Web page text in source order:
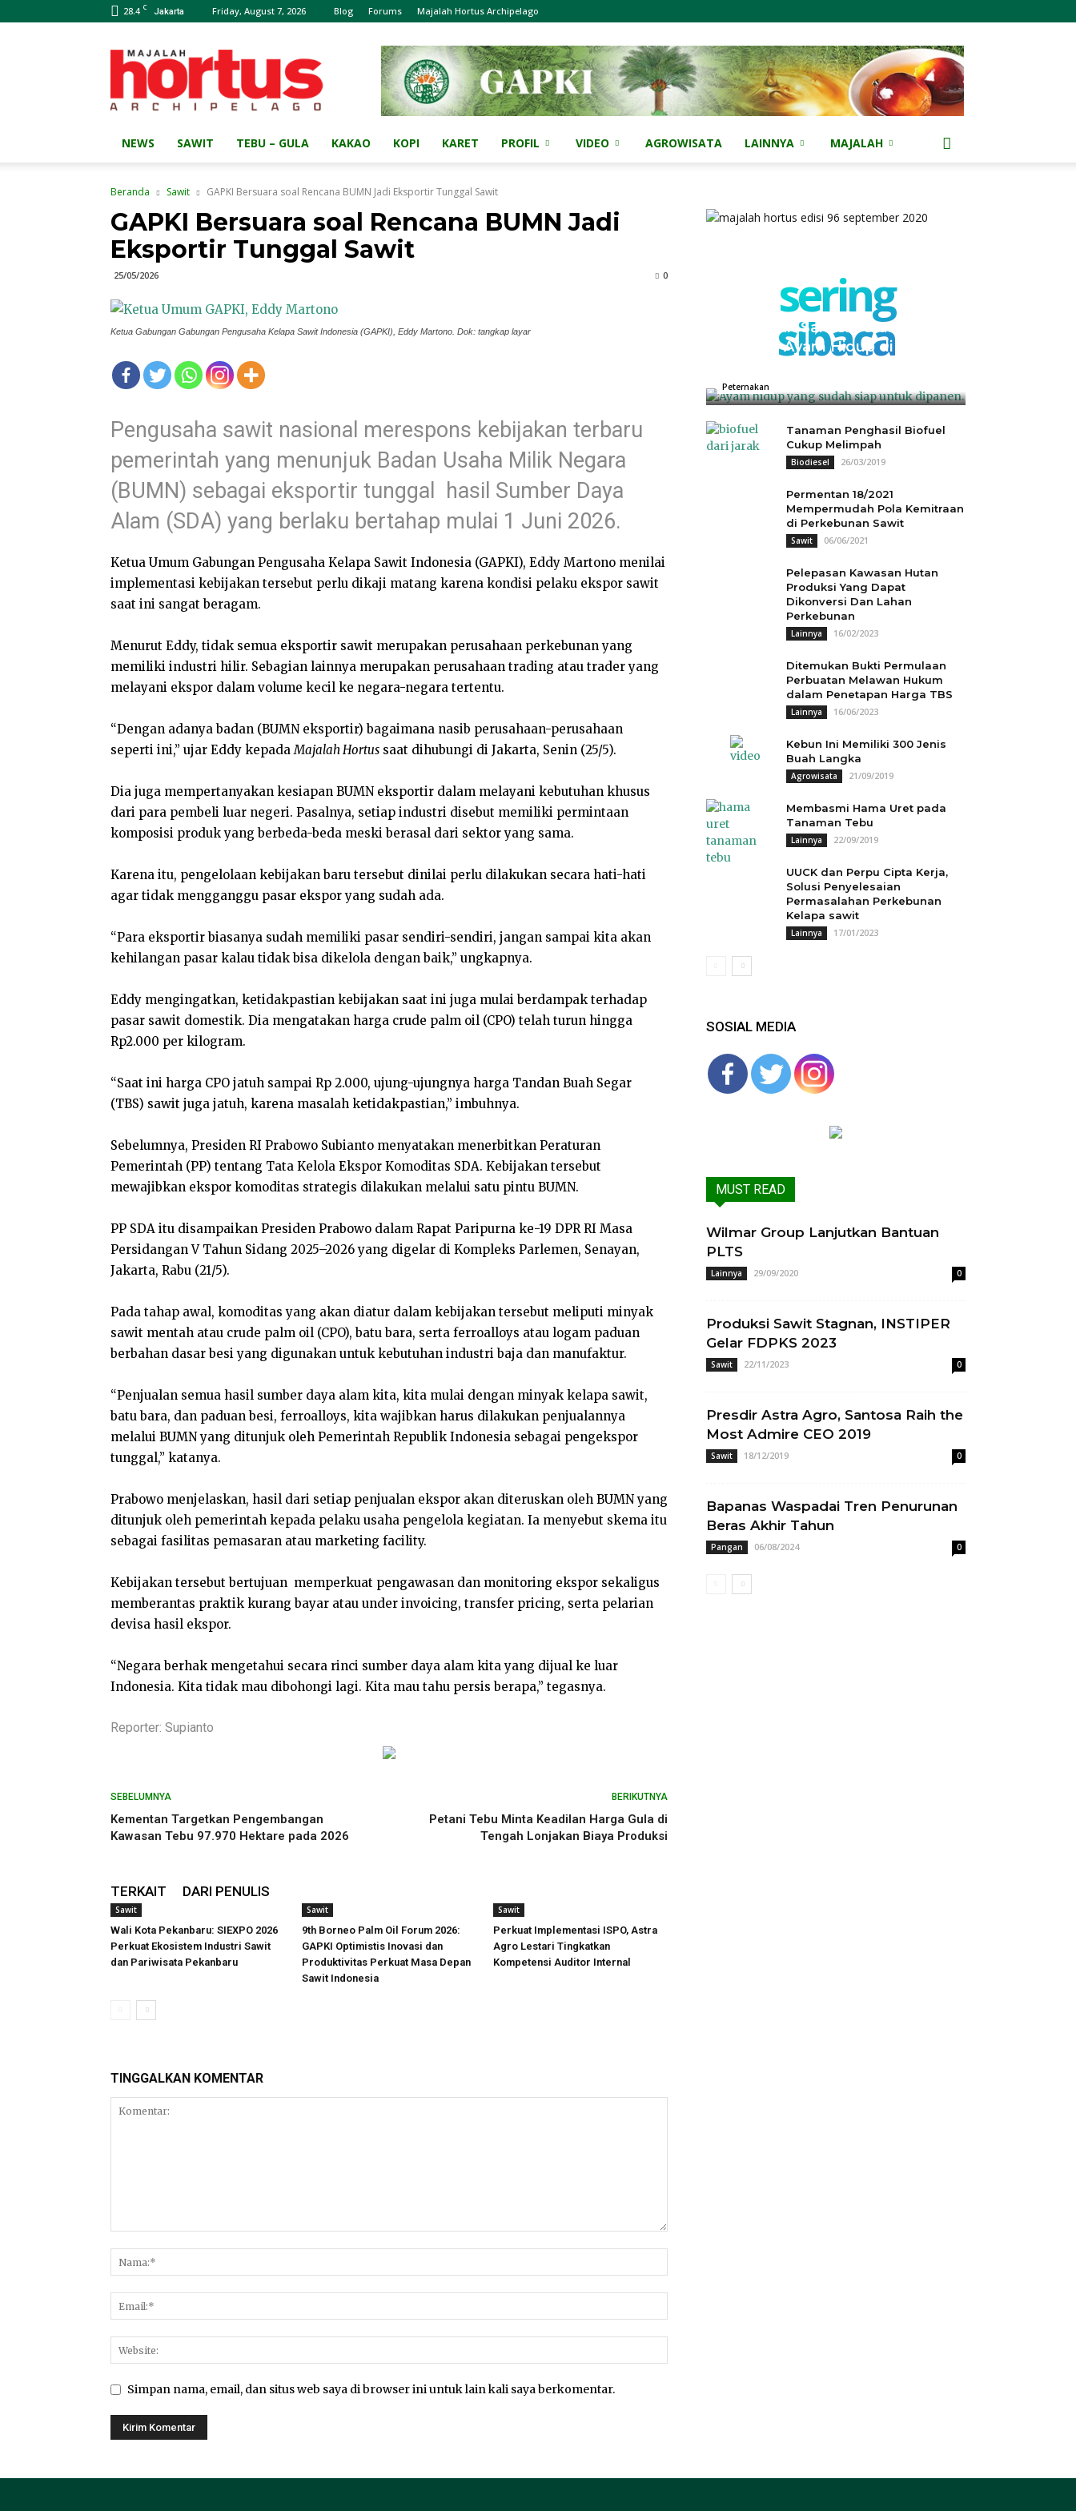
28.4 C Jakarta Friday, August 7, 2026 Blog Forums Majalah Hortus Archipelago
Majalah
HORTUS
Archipelago
NEWS SAWIT TEBU – GULA KAKAO KOPI KARET PROFIL VIDEO AGROWISATA LAINNYA MAJALAH
Beranda Sawit GAPKI Bersuara soal Rencana BUMN Jadi Eksportir Tunggal Sawit
GAPKI Bersuara soal Rencana BUMN Jadi
Eksportir Tunggal Sawit
25/05/2026 0
Ketua Gabungan Gabungan Pengusaha Kelapa Sawit Indonesia (GAPKI), Eddy Martono. Dok: tangkap layar
Pengusaha sawit nasional merespons kebijakan terbaru
pemerintah yang menunjuk Badan Usaha Milik Negara
(BUMN) sebagai eksportir tunggal hasil Sumber Daya
Alam (SDA) yang berlaku bertahap mulai 1 Juni 2026.
Ketua Umum Gabungan Pengusaha Kelapa Sawit Indonesia (GAPKI), Eddy Martono menilai
implementasi kebijakan tersebut perlu dikaji matang karena kondisi pelaku ekspor sawit
saat ini sangat beragam.
Menurut Eddy, tidak semua eksportir sawit merupakan perusahaan perkebunan yang
memiliki industri hilir. Sebagian lainnya merupakan perusahaan trading atau trader yang
melayani ekspor dalam volume kecil ke negara-negara tertentu.
“Dengan adanya badan (BUMN eksportir) bagaimana nasib perusahaan-perusahaan
seperti ini,” ujar Eddy kepadaMajalah Hortus saat dihubungi di Jakarta, Senin (25/5).
Dia juga mempertanyakan kesiapan BUMN eksportir dalam melayani kebutuhan khusus
dari para pembeli luar negeri. Pasalnya, setiap industri disebut memiliki permintaan
komposisi produk yang berbeda-beda meski berasal dari sektor yang sama.
Karena itu, pengelolaan kebijakan baru tersebut dinilai perlu dilakukan secara hati-hati
agar tidak mengganggu pasar ekspor yang sudah ada.
“Para eksportir biasanya sudah memiliki pasar sendiri-sendiri, jangan sampai kita akan
kehilangan pasar kalau tidak bisa dikelola dengan baik,” ungkapnya.
Eddy mengingatkan, ketidakpastian kebijakan saat ini juga mulai berdampak terhadap
pasar sawit domestik. Dia mengatakan harga crude palm oil (CPO) telah turun hingga
Rp2.000 per kilogram.
“Saat ini harga CPO jatuh sampai Rp 2.000, ujung-ujungnya harga Tandan Buah Segar
(TBS) sawit juga jatuh, karena masalah ketidakpastian,” imbuhnya.
Sebelumnya, Presiden RI Prabowo Subianto menyatakan menerbitkan Peraturan
Pemerintah (PP) tentang Tata Kelola Ekspor Komoditas SDA. Kebijakan tersebut
mewajibkan ekspor komoditas strategis dilakukan melalui satu pintu BUMN.
PP SDA itu disampaikan Presiden Prabowo dalam Rapat Paripurna ke-19 DPR RI Masa
Persidangan V Tahun Sidang 2025–2026 yang digelar di Kompleks Parlemen, Senayan,
Jakarta, Rabu (21/5).
Pada tahap awal, komoditas yang akan diatur dalam kebijakan tersebut meliputi minyak
sawit mentah atau crude palm oil (CPO), batu bara, serta ferroalloys atau logam paduan
berbahan dasar besi yang digunakan untuk kebutuhan industri baja dan manufaktur.
“Penjualan semua hasil sumber daya alam kita, kita mulai dengan minyak kelapa sawit,
batu bara, dan paduan besi, ferroalloys, kita wajibkan harus dilakukan penjualannya
melalui BUMN yang ditunjuk oleh Pemerintah Republik Indonesia sebagai pengekspor
tunggal,” katanya.
Prabowo menjelaskan, hasil dari setiap penjualan ekspor akan diteruskan oleh BUMN yang
ditunjuk oleh pemerintah kepada pelaku usaha pengelola kegiatan. Ia menyebut skema itu
sebagai fasilitas pemasaran atau marketing facility.
Kebijakan tersebut bertujuan memperkuat pengawasan dan monitoring ekspor sekaligus
memberantas praktik kurang bayar atau under invoicing, transfer pricing, serta pelarian
devisa hasil ekspor.
“Negara berhak mengetahui secara rinci sumber daya alam kita yang dijual ke luar
Indonesia. Kita tidak mau dibohongi lagi. Kita mau tahu persis berapa,” tegasnya.
Reporter: Supianto
SEBELUMNYA
Kementan Targetkan Pengembangan
Kawasan Tebu 97.970 Hektare pada 2026
BERIKUTNYA
Petani Tebu Minta Keadilan Harga Gula di
Tengah Lonjakan Biaya Produksi
TERKAIT DARI PENULIS
Sawit
Wali Kota Pekanbaru: SIEXPO 2026
Perkuat Ekosistem Industri Sawit
dan Pariwisata Pekanbaru
Sawit
9th Borneo Palm Oil Forum 2026:
GAPKI Optimistis Inovasi dan
Produktivitas Perkuat Masa Depan
Sawit Indonesia
Sawit
Perkuat Implementasi ISPO, Astra
Agro Lestari Tingkatkan
Kompetensi Auditor Internal
TINGGALKAN KOMENTAR
Simpan nama, email, dan situs web saya di browser ini untuk lain kali saya berkomentar.
sering
sibaca
Kementan Sanksi Perusahaan
NH, Jual Ayam Hidup di Bawah
Peternakan
Tanaman Penghasil Biofuel
Cukup Melimpah
Biodiesel 26/03/2019
Permentan 18/2021
Mempermudah Pola Kemitraan
di Perkebunan Sawit
Sawit 06/06/2021
Pelepasan Kawasan Hutan
Produksi Yang Dapat
Dikonversi Dan Lahan
Perkebunan
Lainnya 16/02/2023
Ditemukan Bukti Permulaan
Perbuatan Melawan Hukum
dalam Penetapan Harga TBS
Lainnya 16/06/2023
Kebun Ini Memiliki 300 Jenis
Buah Langka
Agrowisata 21/09/2019
Membasmi Hama Uret pada
Tanaman Tebu
Lainnya 22/09/2019
UUCK dan Perpu Cipta Kerja,
Solusi Penyelesaian
Permasalahan Perkebunan
Kelapa sawit
Lainnya 17/01/2023
SOSIAL MEDIA
MUST READ
Wilmar Group Lanjutkan Bantuan
PLTS
Lainnya 29/09/2020 0
Produksi Sawit Stagnan, INSTIPER
Gelar FDPKS 2023
Sawit 22/11/2023 0
Presdir Astra Agro, Santosa Raih the
Most Admire CEO 2019
Sawit 18/12/2019 0
Bapanas Waspadai Tren Penurunan
Beras Akhir Tahun
Pangan 06/08/2024 0